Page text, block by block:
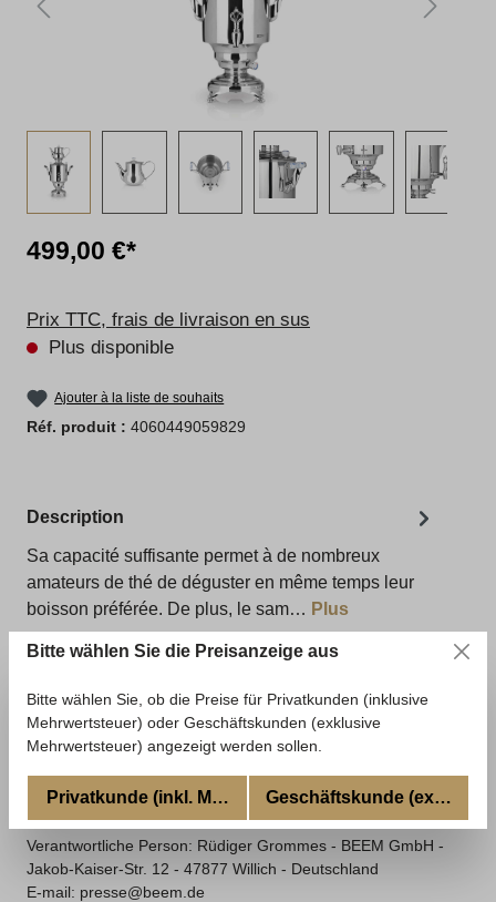
499,00 €*
Prix TTC, frais de livraison en sus
Plus disponible
Ajouter à la liste de souhaits
Réf. produit : 4060449059829
Description
Sa capacité suffisante permet à de nombreux
amateurs de thé de déguster en même temps leur
boisson préférée. De plus, le sam… Plus
Évaluations
Informationen zur Produktsicherheit
Land: Deutschland
Hersteller:BEEM GmbH -Jakob-Kaiser-Str. 12- 47877
Willich - Deutschland - www.beem.de
Verantwortliche Person: Rüdiger Grommes - BEEM GmbH -
Jakob-Kaiser-Str. 12 - 47877 Willich - Deutschland
E-mail: presse@beem.de
Bitte wählen Sie die Preisanzeige aus
Bitte wählen Sie, ob die Preise für Privatkunden (inklusive
Mehrwertsteuer) oder Geschäftskunden (exklusive
Mehrwertsteuer) angezeigt werden sollen.
Privatkunde (inkl. MwSt.) Geschäftskunde (excl.